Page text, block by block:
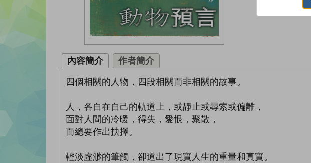
內容簡介 作者簡介
四個相關的人物，四段相關而非相關的故事。
人，各自在自己的軌道上，或靜止或尋索或偏離，
面對人間的冷暖，得失，愛恨，聚散，
而總要作出抉擇。
輕淡虛渺的筆觸，卻道出了現實人生的重量和真實。